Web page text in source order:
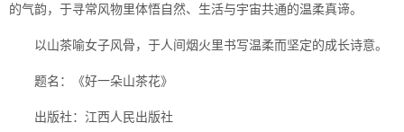
的气韵，于寻常风物里体悟自然、生活与宇宙共通的温柔真谛。
以山茶喻女子风骨，于人间烟火里书写温柔而坚定的成长诗意。
题名：《好一朵山茶花》
出版社：江西人民出版社